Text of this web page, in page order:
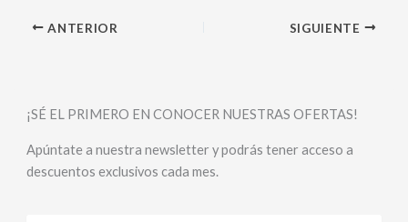
ANTERIOR SIGUIENTE
¡SÉ EL PRIMERO EN CONOCER NUESTRAS OFERTAS!
Apúntate a nuestra newsletter y podrás tener acceso a
descuentos exclusivos cada mes.